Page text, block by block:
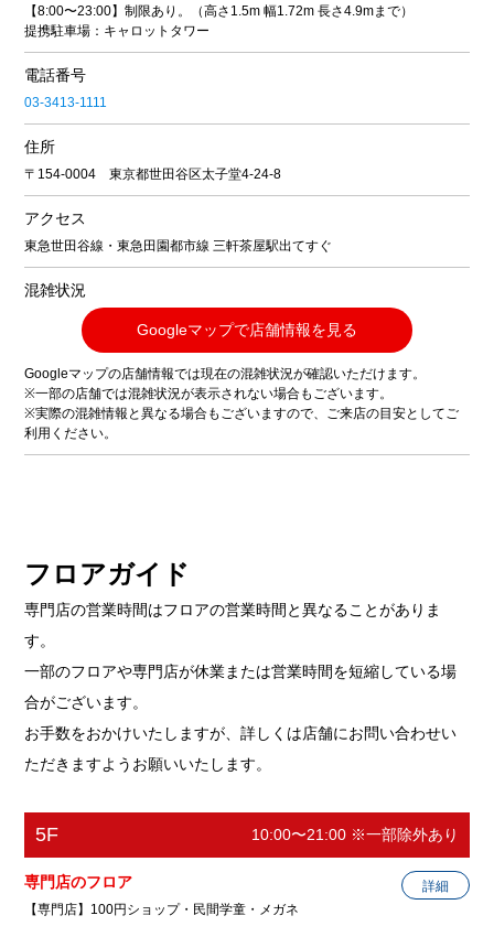
【8:00〜23:00】制限あり。（高さ1.5m 幅1.72m 長さ4.9mまで）
提携駐車場：キャロットタワー
電話番号
03-3413-1111
住所
〒154-0004 東京都世田谷区太子堂4-24-8
アクセス
東急世田谷線・東急田園都市線 三軒茶屋駅出てすぐ
混雑状況
Googleマップで店舗情報を見る
Googleマップの店舗情報では現在の混雑状況が確認いただけます。
※一部の店舗では混雑状況が表示されない場合もございます。
※実際の混雑情報と異なる場合もございますので、ご来店の目安としてご
利用ください。
フロアガイド
専門店の営業時間はフロアの営業時間と異なることがありま
す。
一部のフロアや専門店が休業または営業時間を短縮している場
合がございます。
お手数をおかけいたしますが、詳しくは店舗にお問い合わせい
ただきますようお願いいたします。
5F 10:00〜21:00 ※一部除外あり
詳細
専門店のフロア
【専門店】100円ショップ・民間学童・メガネ